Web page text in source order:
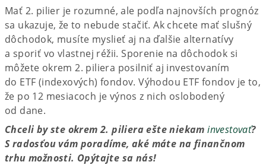
Mať 2. pilier je rozumné, ale podľa najnovších prognóz
sa ukazuje, že to nebude stačiť. Ak chcete mať slušný
dôchodok, musíte myslieť aj na ďalšie alternatívy
a sporiť vo vlastnej réžii. Sporenie na dôchodok si
môžete okrem 2. piliera posilniť aj investovaním
do ETF (indexových) fondov. Výhodou ETF fondov je to,
že po 12 mesiacoch je výnos z nich oslobodený
od dane.
Chceli by ste okrem 2. piliera ešte niekaminvestovať?
S radosťou vám poradíme, aké máte na finančnom
trhu možnosti. Opýtajte sa nás!